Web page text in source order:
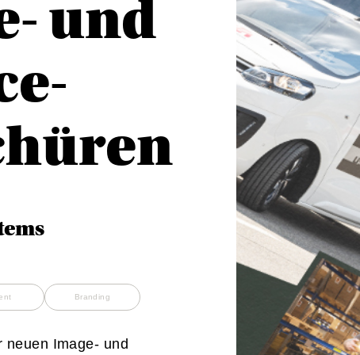
und
Branding
neuen Image- und